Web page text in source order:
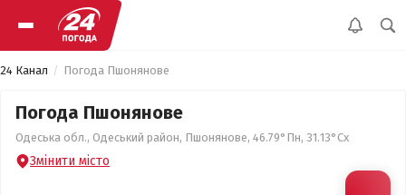
24 Канал Погода Пшонянове
Погода Пшонянове
Одеська обл., Одеський район, Пшонянове, 46.79°Пн, 31.13°Сх
Змінити місто